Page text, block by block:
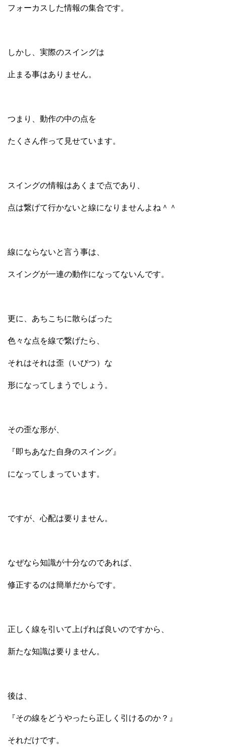
フォーカスした情報の集合です。
しかし、実際のスイングは
止まる事はありません。
つまり、動作の中の点を
たくさん作って見せています。
スイングの情報はあくまで点であり、
点は繋げて行かないと線になりませんよね＾＾
線にならないと言う事は、
スイングが一連の動作になってないんです。
更に、あちこちに散らばった
色々な点を線で繋げたら、
それはそれは歪（いびつ）な
形になってしまうでしょう。
その歪な形が、
『即ちあなた自身のスイング』
になってしまっています。
ですが、心配は要りません。
なぜなら知識が十分なのであれば、
修正するのは簡単だからです。
正しく線を引いて上げれば良いのですから、
新たな知識は要りません。
後は、
『その線をどうやったら正しく引けるのか？』
それだけです。